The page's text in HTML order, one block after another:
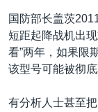
国防部长盖茨
短距起降战机出
看”两年，如果限
该型号可能被彻底
有分析人士甚至